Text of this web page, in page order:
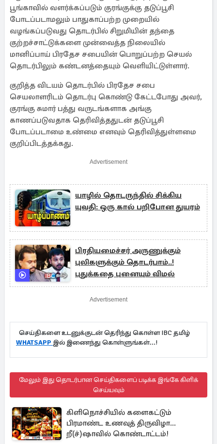
பூங்காவில் வளர்க்கப்படும் குரங்குக்கு தடுப்பூசி
போடப்படாமலும் பாதுகாப்பற்ற முறையில்
வழங்கப்படுவது தொடர்பில் சிறுமியின் தந்தை
குற்றச்சாட்டுக்களை முன்வைத்த நிலையில்
மானிப்பாய் பிரதேச சபையின் பொறுப்பற்ற செயல்
தொடர்பிலும் கண்டனத்தையும் வெளியிட்டுள்ளார்.
குறித்த விடயம் தொடர்பில் பிரதேச சபை
செயலாளரிடம் தொடர்பு கொண்டு கேட்டபோது அவர்,
குரங்கு சுமார் பத்து வருடங்களாக அங்கு
காணப்படுவதாக தெரிவித்ததுடன் தடுப்பூசி
போடப்படாமை உண்மை எனவும் தெரிவித்துள்ளமை
குறிப்பிடத்தக்கது.
Advertisement
யாழில் தொடருந்தில் சிக்கிய
யுவதி: ஒரு கால் பறிபோன துயரம்
பிரதியமைச்சர் அருணுக்கும்
புலிகளுக்கும் தொடர்பாம்..!
புதுக்கதை புனையும் விமல்
Advertisement
செய்திகளை உடனுக்குடன் தெரிந்து கொள்ள IBC தமிழ்
WHATSAPP இல் இணைந்து கொள்ளுங்கள்...!
மேலும் இது தொடர்பான செய்திகளைப் படிக்க இங்கே கிளிக்
செய்யவும்
கிளிநொச்சியில் களைகட்டும்
பிரமாண்ட உணவுத் திருவிழா...
றீ(ச்)ஷாவில் கொண்டாட்டம்!